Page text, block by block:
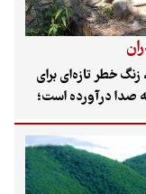
خطر تازه‌ای برای
صدا درآورده است؛
با کوبیدگی
خوردن امنیت